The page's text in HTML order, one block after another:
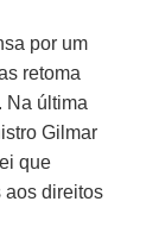
por um
retoma
Na última
Gilmar
que
aos direitos